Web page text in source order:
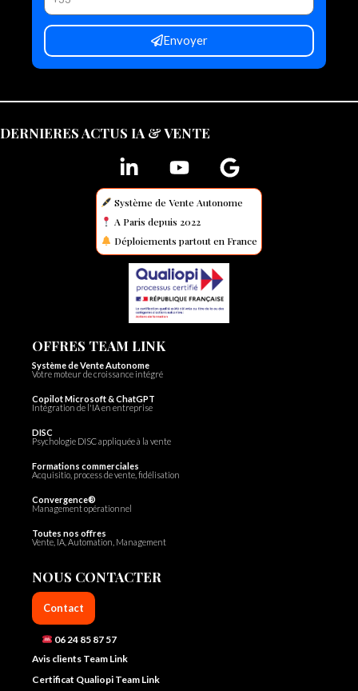
Envoyer
DERNIERES ACTUS IA & VENTE
Système de Vente Autonome
A Paris depuis 2022
Déploiements partout en France
OFFRES TEAM LINK
Système de Vente Autonome
Votre moteur de croissance intégré
Copilot Microsoft & ChatGPT
Intégration de l'IA en entreprise
DISC
Psychologie DISC appliquée à la vente
Formations commerciales
Acquisitio, process de vente, fidélisation
Convergence®
Management opérationnel
Toutes nos offres
Vente, IA, Automation, Management
NOUS CONTACTER
Contact
06 24 85 87 57
Avis clients Team Link
Certificat Qualiopi Team Link